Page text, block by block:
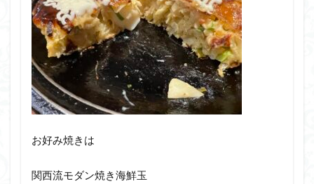
お好み焼きは
関西流モダン焼き海鮮玉